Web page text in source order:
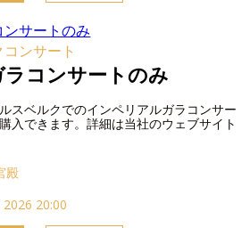
ンサート
コンサートのみ
スベルクでのインペリアルガラコンサー
入できます。詳細は当社のウェブサイト
殿
20:00